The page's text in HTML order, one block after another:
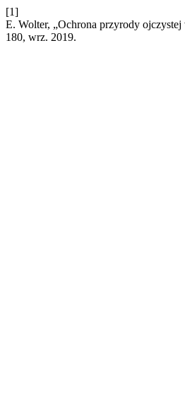
[1]
E. Wolter, „Ochrona przyrody
180, wrz. 2019.